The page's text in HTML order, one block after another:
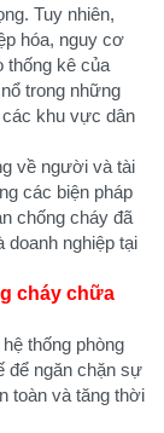
Tuy nhiên,
hóa, nguy cơ
thống kê của
trong những
khu vực dân
về người và tài
các biện pháp
chống cháy đã
doanh nghiệp tại
cháy chữa
thống phòng
để ngăn chặn sự
toàn và tăng thời